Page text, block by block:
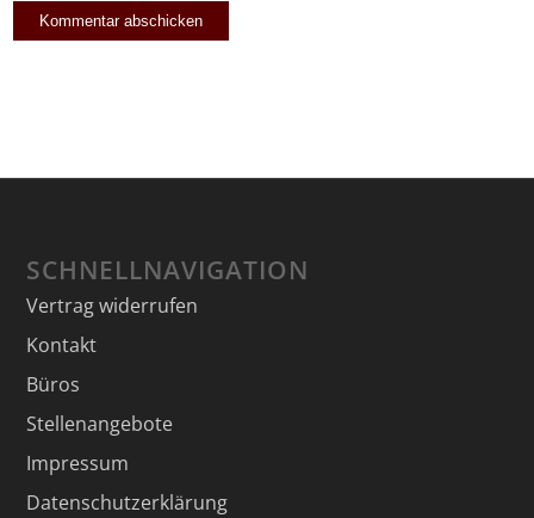
SCHNELLNAVIGATION
Vertrag widerrufen
Kontakt
Büros
Stellenangebote
Impressum
Datenschutzerklärung